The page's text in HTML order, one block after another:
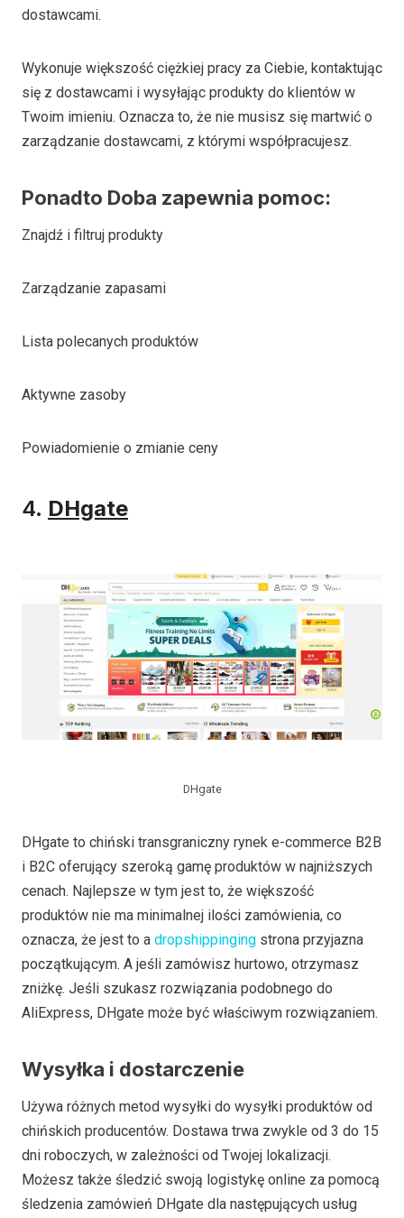
dostawcami.
Wykonuje większość ciężkiej pracy za Ciebie, kontaktując
się z dostawcami i wysyłając produkty do klientów w
Twoim imieniu. Oznacza to, że nie musisz się martwić o
zarządzanie dostawcami, z którymi współpracujesz.
Ponadto Doba zapewnia pomoc:
Znajdź i filtruj produkty
Zarządzanie zapasami
Lista polecanych produktów
Aktywne zasoby
Powiadomienie o zmianie ceny
4. DHgate
DHgate
DHgate to chiński transgraniczny rynek e-commerce B2B
i B2C oferujący szeroką gamę produktów w najniższych
cenach. Najlepsze w tym jest to, że większość
produktów nie ma minimalnej ilości zamówienia, co
oznacza, że jest to a dropshippinging strona przyjazna
początkującym. A jeśli zamówisz hurtowo, otrzymasz
zniżkę. Jeśli szukasz rozwiązania podobnego do
AliExpress, DHgate może być właściwym rozwiązaniem.
Wysyłka i dostarczenie
Używa różnych metod wysyłki do wysyłki produktów od
chińskich producentów. Dostawa trwa zwykle od 3 do 15
dni roboczych, w zależności od Twojej lokalizacji.
Możesz także śledzić swoją logistykę online za pomocą
śledzenia zamówień DHgate dla następujących usług